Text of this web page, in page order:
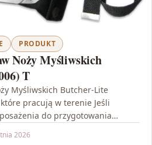
PRODUKT
Noży Myśliwskich
T
Myśliwskich Butcher-Lite
pracują w terenie Jeśli
do przygotowania
2026